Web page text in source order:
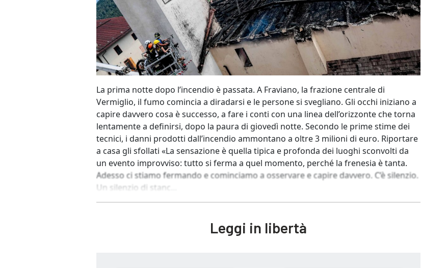
La prima notte dopo l’incendio è passata. A Fraviano, la frazione centrale di
Vermiglio, il fumo comincia a diradarsi e le persone si svegliano. Gli occhi iniziano a
capire davvero cosa è successo, a fare i conti con una linea dell’orizzonte che torna
lentamente a definirsi, dopo la paura di giovedì notte. Secondo le prime stime dei
tecnici, i danni prodotti dall’incendio ammontano a oltre 3 milioni di euro. Riportare
a casa gli sfollati «La sensazione è quella tipica e profonda dei luoghi sconvolti da
un evento improvviso: tutto si ferma a quel momento, perché la frenesia è tanta.
Adesso ci stiamo fermando e cominciamo a osservare e capire davvero. C’è silenzio.
Un silenzio di stanc...
Leggi in libertà